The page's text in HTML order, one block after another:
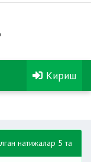
Кириш
натижалар 5 та